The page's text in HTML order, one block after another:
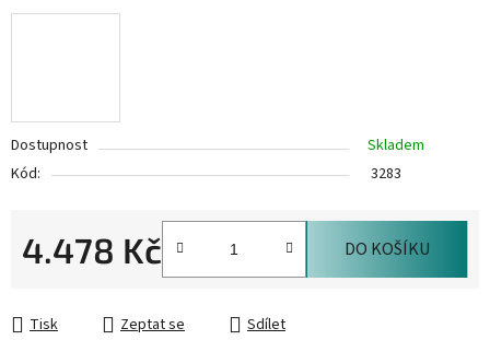
Dostupnost
Skladem
Kód:
3283
4.478 Kč DO KOŠÍKU
Tisk Zeptat se Sdílet